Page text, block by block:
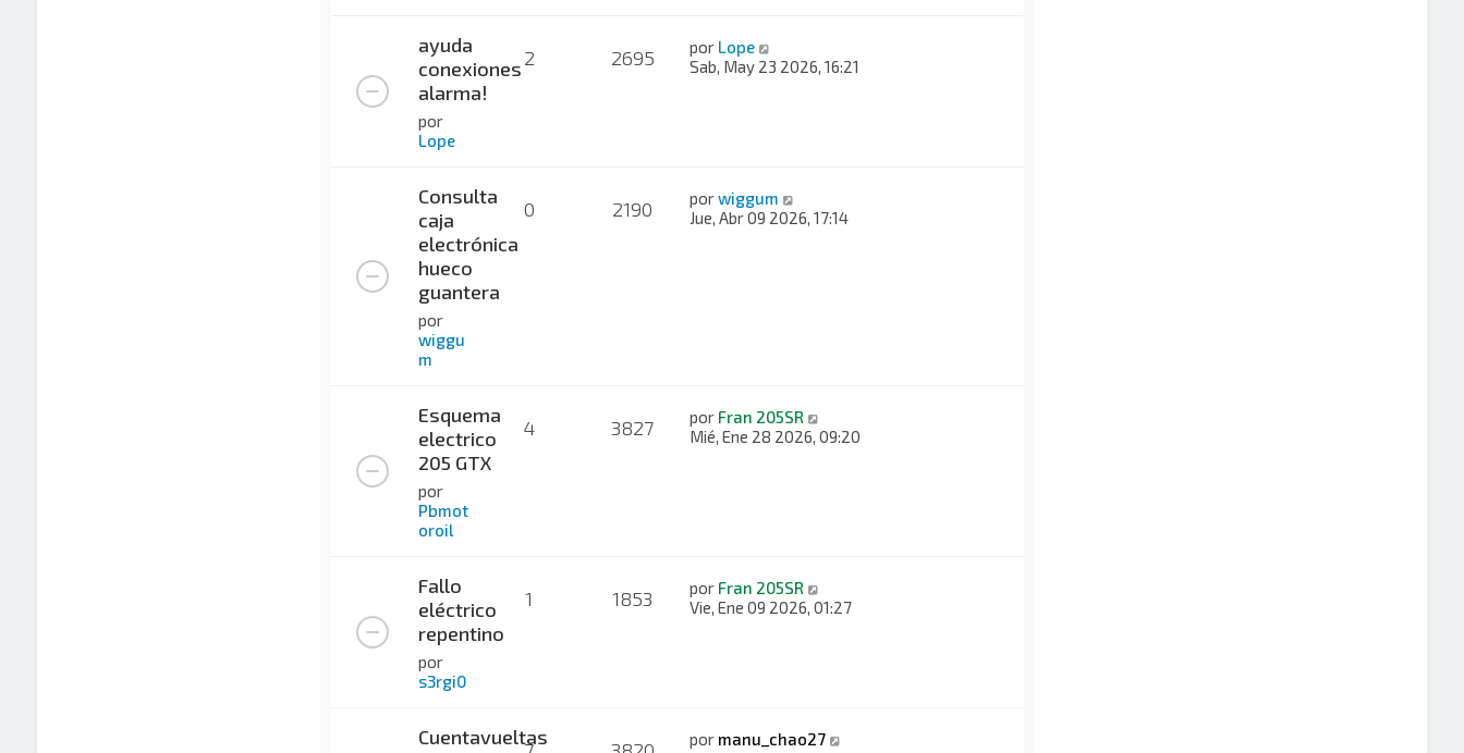
ayuda
conexiones
alarma!
por
Lope
2 2695 por Lope
Sab, May 23 2026, 16:21
Consulta
caja
electrónica
hueco
guantera
por
wiggu
m
0 2190 porwiggum
Jue, Abr 09 2026, 17:14
Esquema
electrico
205 GTX
por
Pbmot
oroil
4 3827 por Fran 205SR
Mié, Ene 28 2026, 09:20
Fallo
eléctrico
repentino
por
s3rgi0
1 1853 por Fran 205SR
Vie, Ene 09 2026, 01:27
Cuentavueltas
por manu_chao27